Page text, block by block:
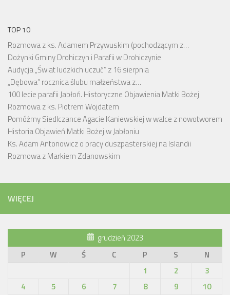
TOP 10
Rozmowa z ks. Adamem Przywuskim (pochodzącym z…
Dożynki Gminy Drohiczyn i Parafii w Drohiczynie
Audycja „Świat ludzkich uczuć” z 16 sierpnia
„Dębowa” rocznica ślubu małżeństwa z…
100 lecie parafii Jabłoń. Historyczne Objawienia Matki Bożej
Rozmowa z ks. Piotrem Wojdatem
Pomóżmy Siedlczance Agacie Kaniewskiej w walce z nowotworem
Historia Objawień Matki Bożej w Jabłoniu
Ks. Adam Antonowicz o pracy duszpasterskiej na Islandii
Rozmowa z Markiem Zdanowskim
WIĘCEJ
grudzień 2023
P
W Ś C P S
N
1
2
3
4
5 6 7 8 9
10